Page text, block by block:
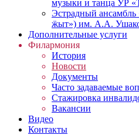
музыки и танца УР
Эстрадный
ӝыт») им. А.А.
Дополнительные услуги
Филармония
История
Новости
Документы
Часто задаваемые
Стажировка
Вакансии
Видео
Контакты